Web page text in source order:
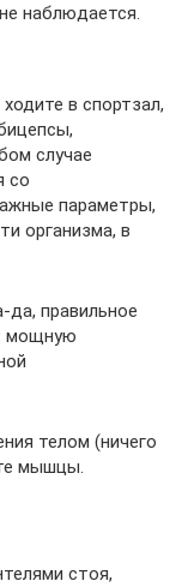
наблюдается.
в спортзал,
случае
со
параметры,
организма, в
да, правильное
мощную
телом (ничего
мышцы.
стоя,